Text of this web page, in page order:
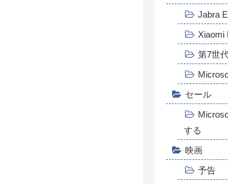
Jabra
Xiaomi
第7世
セール
する
映画
予告